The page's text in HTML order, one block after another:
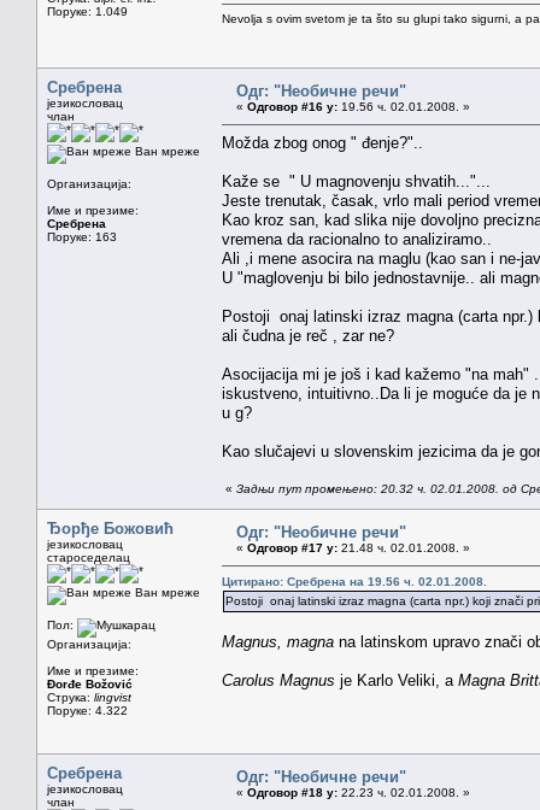
Поруке: 1.049
Nevolja s ovim svetom je ta što su glupi tako sigurni, a
Сребрена
језикословац
члан
Ван мреже
Организација:
Име и презиме:
Сребрена
Поруке: 163
Одг: "Необичне речи"
« Одговор #16 у: 19.56 ч. 02.01.2008. »
Možda zbog onog " đenje?"..
Kaže se " U magnovenju shvatih..."...
Jeste trenutak, časak, vrlo mali period
Kao kroz san, kad slika nije dovoljno
vremena da racionalno to analiziramo..
Ali ,i mene asocira na maglu (kao san i ne-
U "maglovenju bi bilo jednostavnije.. ali
Postoji onaj latinski izraz magna (carta
ali čudna je reč , zar ne?
Asocijacija mi je još i kad kažemo "na mah"
iskustveno, intuitivno..Da li je moguće da je
u g?
Kao slučajevi u slovenskim jezicima da je
« Задњи пут промењено: 20.32 ч. 02.01.2008. од
Ђорђе Божовић
језикословац
староседелац
Ван мреже
Пол:
Организација:
Име и презиме:
Đorđe Božović
Струка: lingvist
Поруке: 4.322
Одг: "Необичне речи"
« Одговор #17 у: 21.48 ч. 02.01.2008. »
Цитирано: Сребрена на 19.56 ч. 02.01.2008.
Postoji onaj latinski izraz magna (carta npr.) koji znači
Magnus, magna na latinskom upravo znači
Carolus Magnus je Karlo Veliki, a Magna
Сребрена
језикословац
члан
Одг: "Необичне речи"
« Одговор #18 у: 22.23 ч. 02.01.2008. »